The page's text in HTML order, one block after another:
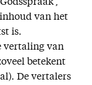
van het
is.
vertaling van
betekent
De vertalers